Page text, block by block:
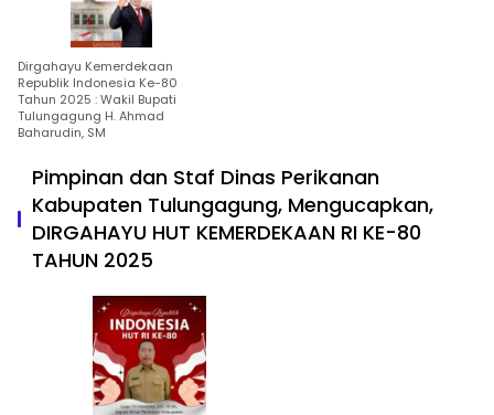
Dirgahayu Kemerdekaan
Republik Indonesia Ke-80
Tahun 2025 : Wakil Bupati
Tulungagung H. Ahmad
Baharudin, SM
Pimpinan dan Staf Dinas Perikanan
Kabupaten Tulungagung, Mengucapkan,
DIRGAHAYU HUT KEMERDEKAAN RI KE-80
TAHUN 2025